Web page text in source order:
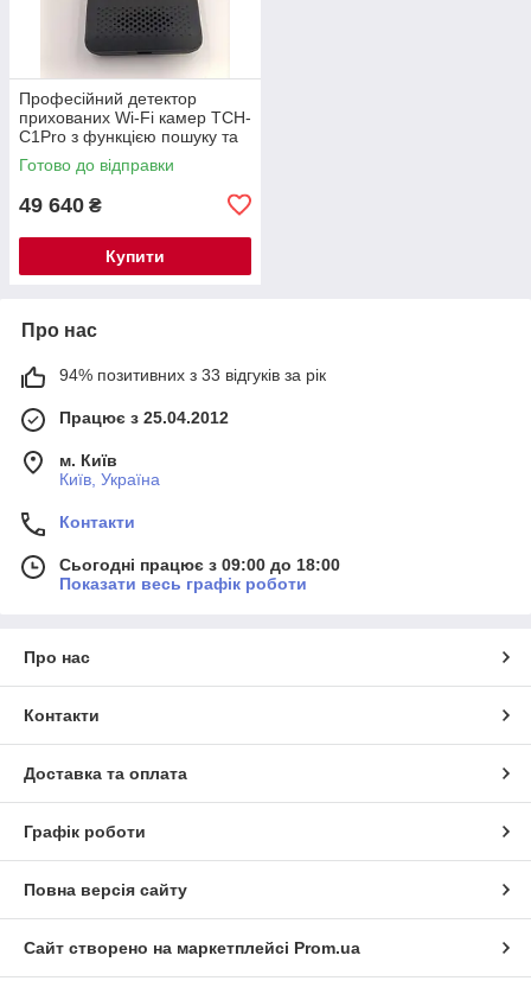
Професійний детектор
прихованих Wi-Fi камер TCH-
C1Pro з функцією пошуку та
локалізації — новинка 2026
року
Готово до відправки
49 640 ₴
Купити
Про нас
94% позитивних з 33 відгуків за рік
Працює з 25.04.2012
м. Київ
Київ, Україна
Контакти
Сьогодні працює з 09:00 до 18:00
Показати весь графік роботи
Про нас
Контакти
Доставка та оплата
Графік роботи
Повна версія сайту
Сайт створено на маркетплейсі Prom.ua